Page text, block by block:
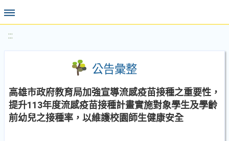
:::
公告彙整
高雄市政府教育局加強宣導流感疫苗接種之重要性，
提升113年度流感疫苗接種計畫實施對象學生及學齡
前幼兒之接種率，以維護校園師生健康安全